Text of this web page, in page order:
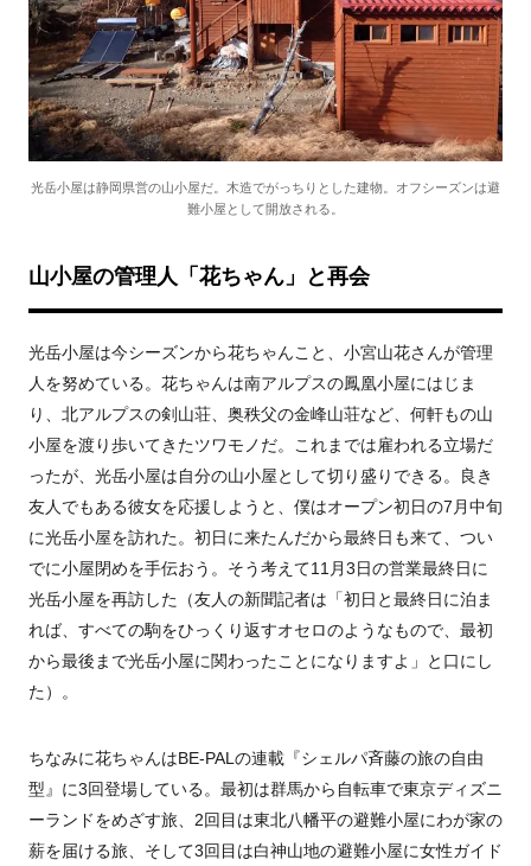
光岳小屋は静岡県営の山小屋だ。木造でがっちりとした建物。オフシーズンは避
難小屋として開放される。
山小屋の管理人「花ちゃん」と再会
光岳小屋は今シーズンから花ちゃんこと、小宮山花さんが管理
人を努めている。花ちゃんは南アルプスの鳳凰小屋にはじま
り、北アルプスの剣山荘、奥秩父の金峰山荘など、何軒もの山
小屋を渡り歩いてきたツワモノだ。これまでは雇われる立場だ
ったが、光岳小屋は自分の山小屋として切り盛りできる。良き
友人でもある彼女を応援しようと、僕はオープン初日の7月中旬
に光岳小屋を訪れた。初日に来たんだから最終日も来て、つい
でに小屋閉めを手伝おう。そう考えて11月3日の営業最終日に
光岳小屋を再訪した（友人の新聞記者は「初日と最終日に泊ま
れば、すべての駒をひっくり返すオセロのようなもので、最初
から最後まで光岳小屋に関わったことになりますよ」と口にし
た）。
ちなみに花ちゃんはBE-PALの連載『シェルパ斉藤の旅の自由
型』に3回登場している。最初は群馬から自転車で東京ディズニ
ーランドをめざす旅、 2回目は東北八幡平の避難小屋にわが家の
薪を届ける旅、そして3回目は白神山地の避難小屋に女性ガイド